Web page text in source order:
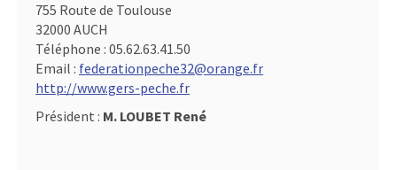
755 Route de Toulouse
32000 AUCH
Téléphone : 05.62.63.41.50
Email : federationpeche32@orange.fr
http://www.gers-peche.fr
Président : M. LOUBET René